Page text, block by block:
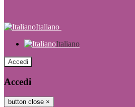
Italiano
Italiano
Accedi
Accedi
button close ×